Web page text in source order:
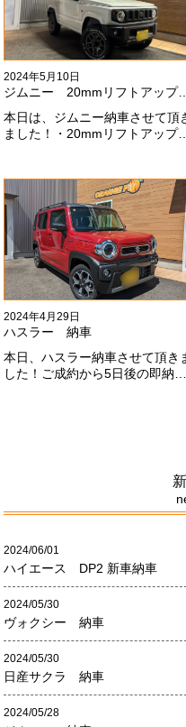
2024年5月10日
ジムニー 20mmリフトアップ納車
本日は、ジムニー納車させて頂
ました！・20mmリフトアップ・
させて頂きました！！弊社で、
期間に何台もご注文ありがどう
ざいます！！これからもよろし
お願いします
#x1f647;#x200d;#x2640;#xfe0f;
2024年4月29日
ハスラー 納車
本日、ハスラー納車させて頂き
した！ご成約から5日後の即納車
2024/06/01
ハイエース DP2 新車納車
2024/05/30
ヴォクシー 納車
2024/05/30
日産サクラ 納車
2024/05/28